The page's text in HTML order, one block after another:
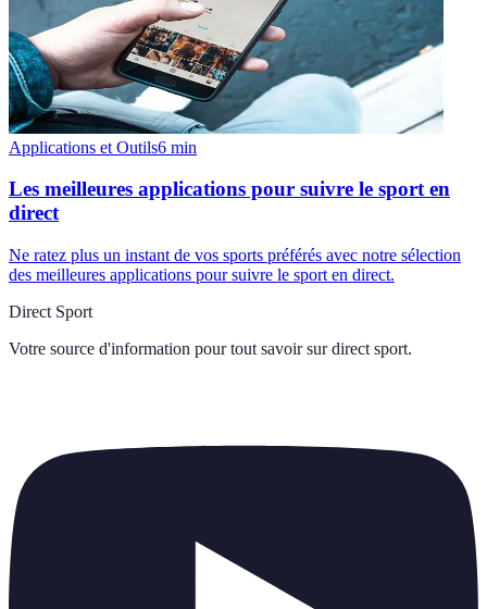
Applications et Outils6 min
Les meilleures applications pour suivre le sport en
direct
Ne ratez plus un instant de vos sports préférés avec notre sélection
des meilleures applications pour suivre le sport en direct.
Direct Sport
Votre source d'information pour tout savoir sur direct sport.